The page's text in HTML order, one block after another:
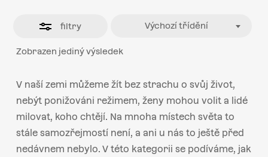
filtry
Zobrazen jediný výsledek
Výchozí třídění
V naší zemi můžeme žít bez strachu o svůj život,
nebýt ponižováni režimem, ženy mohou volit a lidé
milovat, koho chtějí. Na mnoha místech světa to
stále samozřejmostí není, a ani u nás to ještě před
nedávnem nebylo. V této kategorii se podíváme, jak